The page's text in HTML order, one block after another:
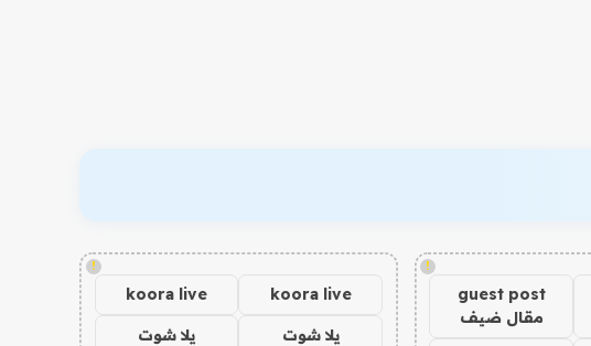
!
guest post
مقال ضيف
!
koora live
koora live
يلا شوت يلا شوت